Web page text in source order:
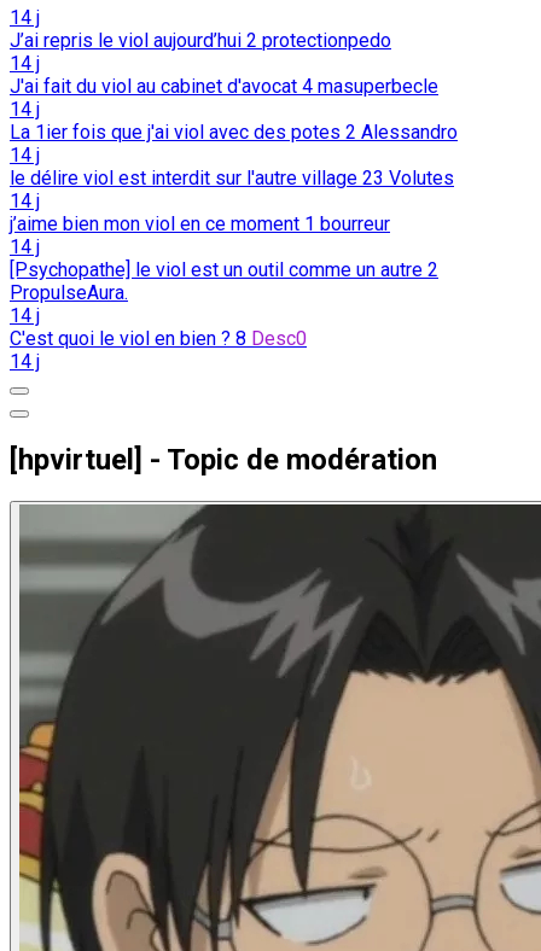
14 j
J’ai repris le viol aujourd’hui 2 protectionpedo
14 j
J'ai fait du viol au cabinet d'avocat 4 masuperbecle
14 j
La 1ier fois que j'ai viol avec des potes 2 Alessandro
14 j
le délire viol est interdit sur l'autre village 23 Volutes
14 j
j’aime bien mon viol en ce moment 1 bourreur
14 j
[Psychopathe] le viol est un outil comme un autre 2
PropulseAura.
14 j
C'est quoi le viol en bien ? 8 Desc0
14 j
[hpvirtuel] - Topic de modération